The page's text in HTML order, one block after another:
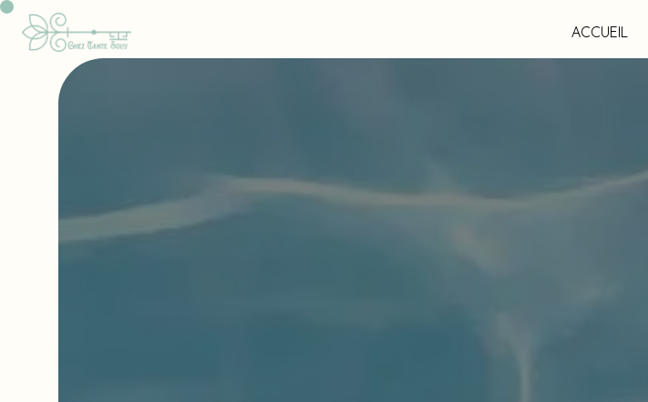
ACCUEIL
Panneau de gestion des cookies